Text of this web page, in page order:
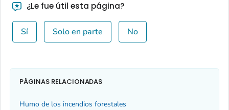
¿Le fue útil esta página?
Sí Solo en parte No
PÁGINAS RELACIONADAS
Humo de los incendios forestales